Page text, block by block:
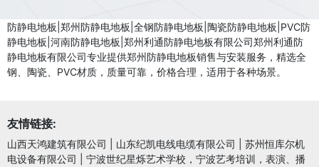
防静电地板|郑州防静电地板|全钢防静电地板|陶瓷防静电地板|PVC防
静电地板|河南防静电地板|郑州利通防静电地板有限公司郑州利通防
静电地板有限公司专业提供郑州防静电地板销售与安装服务，精选全
钢、陶瓷、PVC材质，质量可靠，价格合理，适用于各种场景。
友情链接:
山西天鸿建筑有限公司 山东纪凯电线电缆有限公司
苏州恒库尔机
电设备有限公司
宁波世纪星烁艺术学校，宁波艺考培训，表演、播